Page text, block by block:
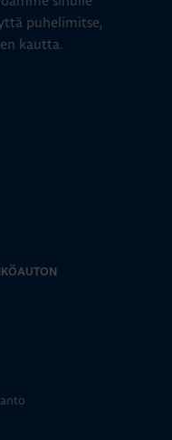
puhelimitse,
kautta.